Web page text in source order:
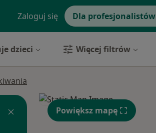
Zaloguj się Dla profesjonalistów
dzieci Więcej filtrów
Powiększ mapę